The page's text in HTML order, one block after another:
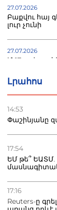
Լրահոս
14:53
Փաշինյանը
17:54
ԵՄ թե՞ ԵԱՏՄ.
17:16
Reuters-ը
27.07.2026
Բաքվու հայ
լուր չունի
27.07.2026
Մ-17
22.07.2026
տուժածներ
21.07.2026
բնակվել
20.07.2026
Բաքվի
Փաշինյանին